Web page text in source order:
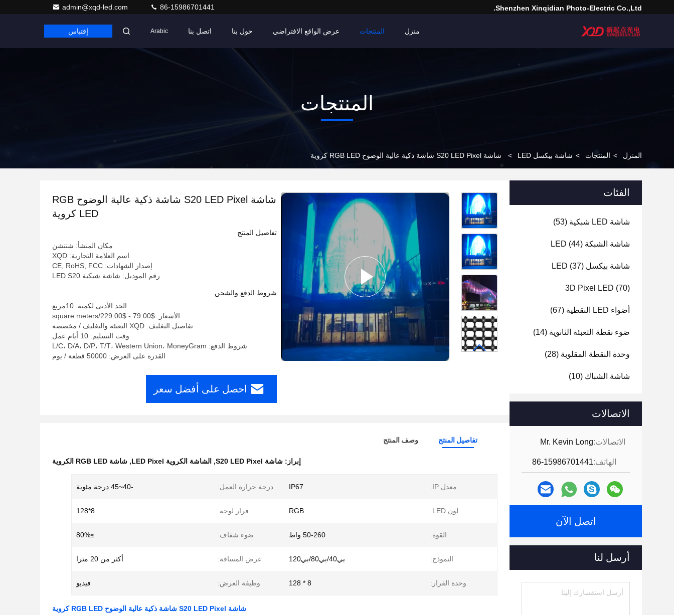
Shenzhen Xinqidian Photo-Electric Co.,Ltd.
admin@xqd-led.com 86-15986701441
منزل المنتجات عرض الواقع الافتراضي حول بنا اتصل بنا Arabic إقتباس
المنتجات
المنزل > المنتجات > شاشة بيكسل LED > شاشة S20 LED Pixel شاشة ذكية عالية الوضوح RGB LED كروية
الفئات
شاشة LED شبكية (53)
شاشة الشبكة LED (44)
شاشة بيكسل LED (37)
3D Pixel LED (70)
أضواء LED النقطية (67)
ضوء نقطة التعبئة الثانوية (14)
وحدة النقطة المقلوبة (28)
شاشة الشباك (10)
الاتصالات
الاتصالات:Mr. Kevin Long
الهاتف:86-15986701441
اتصل الآن
أرسل لنا
شاشة S20 LED Pixel شاشة ذكية عالية الوضوح RGB
LED كروية
تفاصيل المنتج
مكان المنشأ: شنتشن
اسم العلامة التجارية: XQD
إصدار الشهادات: CE, RoHS, FCC
رقم الموديل: شاشة شبكية LED S20
شروط الدفع والشحن
الحد الأدنى لكمية: 10مربع
الأسعار: $79.00 - $229.00/square meters
تفاصيل التغليف: XQD التعبئة والتغليف / مخصصة
وقت التسليم: 10 أيام عمل
شروط الدفع: L/C، D/A، D/P، T/T، Western Union، MoneyGram
القدرة على العرض: 50000 قطعة / يوم
احصل على أفضل سعر
تفاصيل المنتج وصف المنتج
إبراز: شاشة S20 LED Pixel , الشاشة الكروية LED Pixel , شاشة RGB LED الكروية
معدل IP: IP67 درجة حرارة العمل: -40~45 درجة مئوية
لون LED: RGB قرار لوحة: 8*128
القوة: 50-260 واط ضوء شفاف: ≥80%
النموذج: بي40/بي80/بي120 عرض المسافة: أكثر من 20 مترا
وحدة القرار: 8 * 128 وظيفة العرض: فيديو
شاشة S20 LED Pixel شاشة ذكية عالية الوضوح RGB LED كروية